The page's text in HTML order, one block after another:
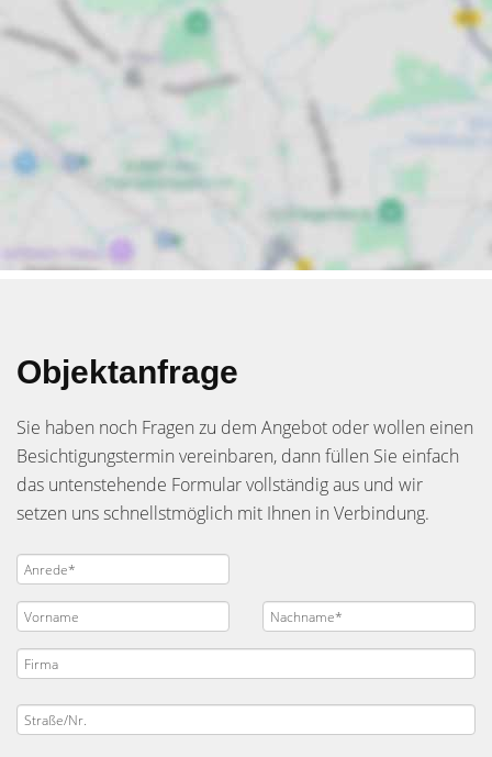
Objektanfrage
Sie haben noch Fragen zu dem Angebot oder wollen einen
Besichtigungstermin vereinbaren, dann füllen Sie einfach
das untenstehende Formular vollständig aus und wir
setzen uns schnellstmöglich mit Ihnen in Verbindung.